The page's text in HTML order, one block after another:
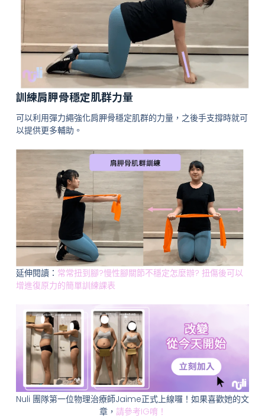
訓練肩胛骨穩定肌群力量
可以利用彈力繩強化肩胛骨穩定肌群的力量，之後手支撐時就可
以提供更多輔助。
延伸閱讀： 常常扭到腳?慢性腳關節不穩定怎麼辦? 扭傷後可以
增進復原力的簡單訓練課表
Nuli 團隊第一位物理治療師Jaime正式上線囉！如果喜歡她的文
章， 請參考IG唷！